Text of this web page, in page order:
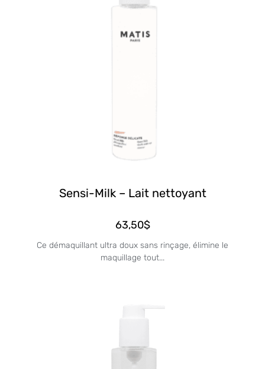
Sensi-Milk – Lait nettoyant
63,50$
Ce démaquillant ultra doux sans rinçage, élimine le
maquillage tout...